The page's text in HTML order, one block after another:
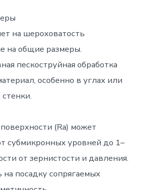
на шероховатость
на общие размеры.
пескоструйная обработка
особенно в углах или
стенки.
(Ra) может
субмикронных уровней до 1–
от зернистости и давления.
посадку сопрягаемых